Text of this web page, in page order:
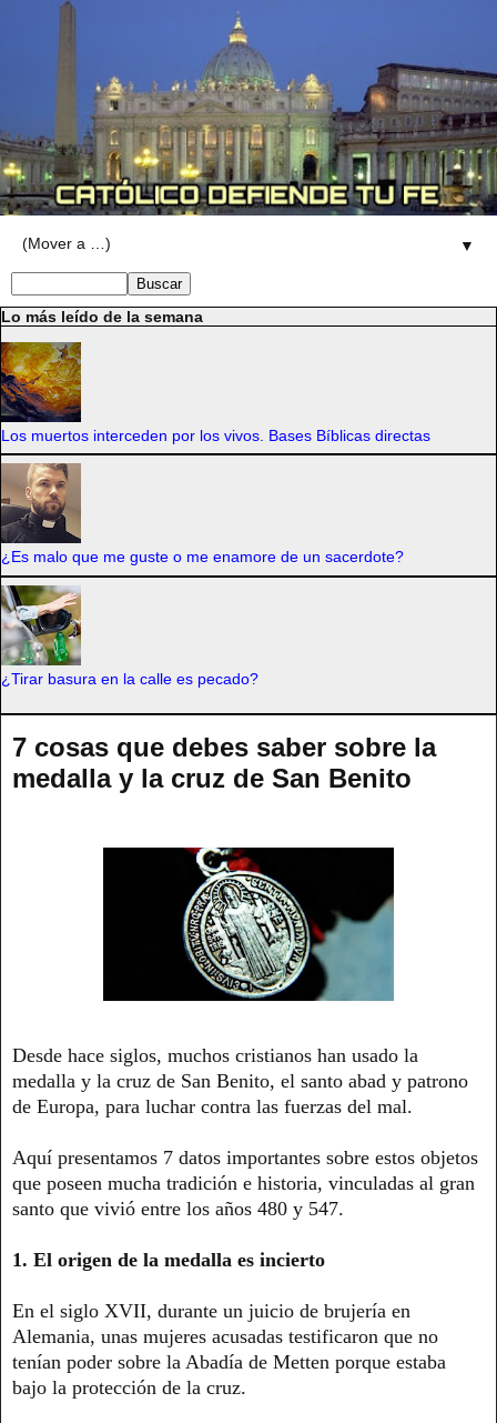
▼
Lo más leído de la semana
Los muertos interceden por los vivos. Bases Bíblicas directas
¿Es malo que me guste o me enamore de un sacerdote?
¿Tirar basura en la calle es pecado?
7 cosas que debes saber sobre la
medalla y la cruz de San Benito
Desde hace siglos, muchos cristianos han usado la
medalla y la cruz de San Benito, el santo abad y patrono
de Europa, para luchar contra las fuerzas del mal.
Aquí presentamos 7 datos importantes sobre estos objetos
que poseen mucha tradición e historia, vinculadas al gran
santo que vivió entre los años 480 y 547.
1. El origen de la medalla es incierto
En el siglo XVII, durante un juicio de brujería en
Alemania, unas mujeres acusadas testificaron que no
tenían poder sobre la Abadía de Metten porque estaba
bajo la protección de la cruz.